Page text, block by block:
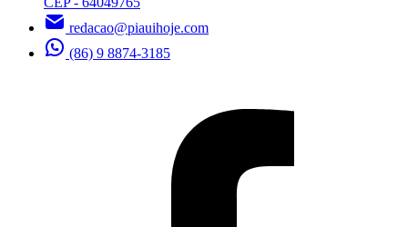
redacao@piauihoje.com
(86) 9 8874-3185